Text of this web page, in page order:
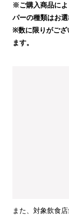
※ご購入商品によ
パーの種類はお選
※数に限りがござ
ます。
また、対象飲食